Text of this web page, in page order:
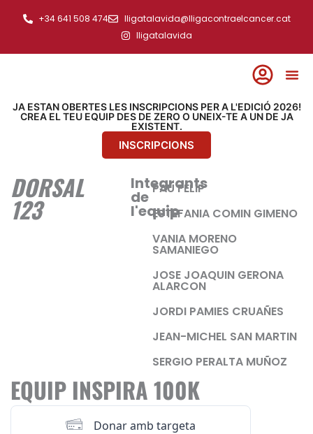
+34 641 508 474
lligatalavida@lligacontraelcancer.cat
lligatalavida
JA ESTAN OBERTES LES INSCRIPCIONS PER A L'EDICIÓ 2026!
CREA EL TEU EQUIP DES DE ZERO O UNEIX-TE A UN DE JA
EXISTENT.
INSCRIPCIONS
EQUIP INSPIRA 100K
Donar amb targeta
DORSAL
123
Integrants
de
l'equip
PAU FELIP
ESTEFANIA COMIN GIMENO
VANIA MORENO
SAMANIEGO
JOSE JOAQUIN GERONA
ALARCON
JORDI PAMIES CRUAÑES
JEAN-MICHEL SAN MARTIN
SERGIO PERALTA MUÑOZ